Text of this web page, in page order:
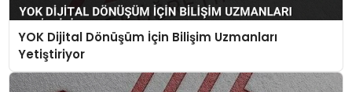
YOK Dijital Dönüşüm İçin Bilişim Uzmanları
Yetiştiriyor